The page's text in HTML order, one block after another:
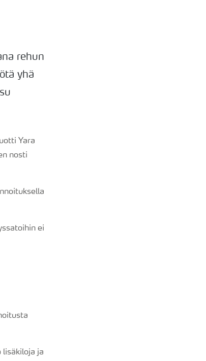
rehun
yhä
Yara
nosti
ei
lisäkiloja ja